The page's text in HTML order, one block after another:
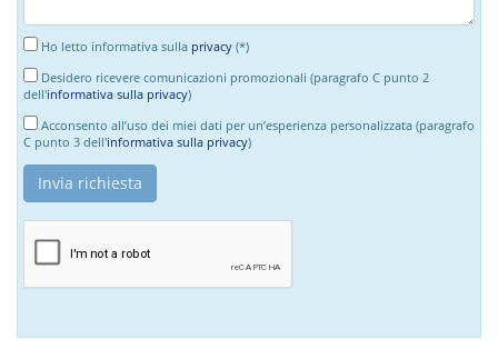
Ho letto informativa sulla privacy (*)
Desidero ricevere comunicazioni promozionali (paragrafo C punto 2
dell'informativa sulla privacy)
Acconsento all’uso dei miei dati per un’esperienza personalizzata (paragrafo
C punto 3 dell'informativa sulla privacy)